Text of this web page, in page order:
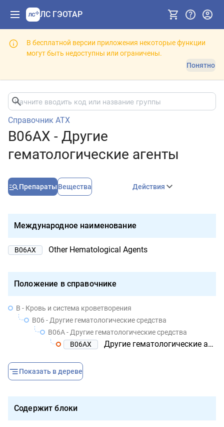
ЛС ГЭОТАР
В бесплатной версии приложения некоторые функции
могут быть недоступны или ограничены.
Понятно
Справочник АТХ
B06AX - Другие
гематологические агенты
Препараты Вещества Действия
Международное наименование
B06AX Other Hematological Agents
Положение в справочнике
B - Кровь и система кроветворения
B06 - Другие гематологические средства
B06A - Другие гематологические средства
B06AX
Другие гематологические агенты
Показать в дереве
Содержит блоки